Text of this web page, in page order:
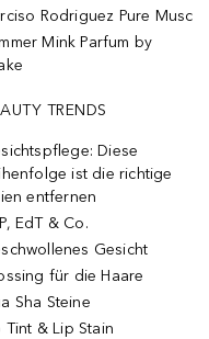
Rodriguez Pure Musc
Mink Parfum by
TRENDS
Diese
ist die richtige
entfernen
EdT & Co.
Gesicht
für die Haare
Sha Steine
Tint & Lip Stain